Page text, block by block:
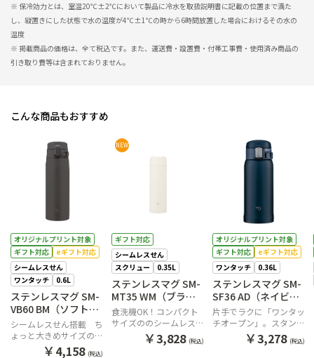
※ 保冷効力とは、室温20℃±2℃において製品に冷水を取扱説明書に記載の位置まで満た
し、縦置きにした状態で水の温度が4℃±1℃の時から6時間放置した場合におけるその水の
温度
※ 掲載商品の価格は、全て税込です。また、運送費・設置費・付帯工事費・使用済み商品の
引き取り費等は含まれておりません。
こんな商品もおすすめ
オリジナルプリント対象
ギフト対応
eギフト対応
シームレスせん
ワンタッチ
0.6L
ステンレスマグ SM-
VB60 BM（ソフトブ
ラック）
シームレスせん搭載 ち
ょっと大きめサイズのワ
ンタッチマグ
￥4,158 (税込)
NEW
ギフト対応
シームレスせん
スクリュー
0.35L
ステンレスマグ SM-
MT35 WM（ブライ
トホワイト）
食洗機OK！コンパクト
サイズののシームレスせ
ん搭載モデル
￥3,828 (税込)
オリジナルプリント対象
ギフト対応
eギフト対応
ワンタッチ
0.36L
ステンレスマグ SM-
SF36 AD（ネイビ
ー）
片手でラクに「ワンタッ
チオープン」。スタンダ
ードタイプのステンレス
￥3,278 (税込)